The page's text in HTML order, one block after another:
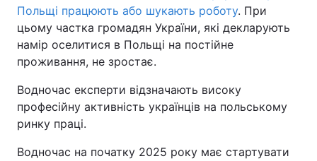
Польщі працюють або шукають роботу. При
цьому частка громадян України, які декларують
намір оселитися в Польщі на постійне
проживання, не зростає.
Водночас експерти відзначають високу
професійну активність українців на польському
ринку праці.
Водночас на початку 2025 року має стартувати